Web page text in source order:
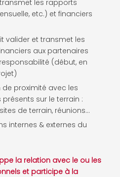
les rapports
etc.) et financiers
valider et transmet les
aux partenaires
(début, en
de proximité avec les
sur le terrain :
de terrain, réunions…
internes & externes du
la relation avec le ou les
et participe à la